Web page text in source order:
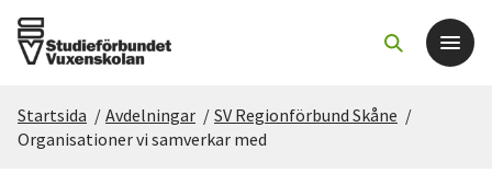
Det här gör vi
Startsida / Avdelningar / SV Regionförbund Skåne /
Organisationer vi samverkar med